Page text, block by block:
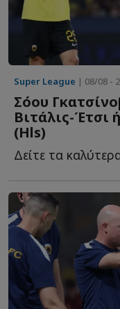
Super League | 08/08 -
Σόου
Βιτάλις-Έτσι
(Ηls)